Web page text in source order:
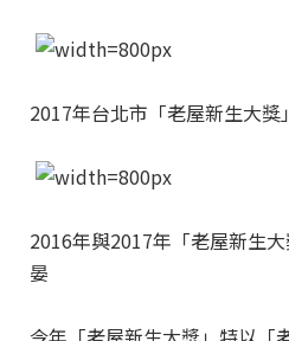
2017年台北市「老屋新生大
2016年與2017年「老屋新生
晏